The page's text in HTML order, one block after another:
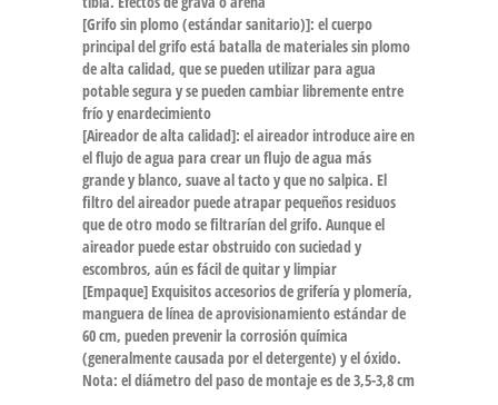
[Grifo sin plomo (estándar sanitario)]: el cuerpo
principal del grifo está batalla de materiales sin plomo
de alta calidad, que se pueden utilizar para agua
potable segura y se pueden cambiar libremente entre
frío y enardecimiento
[Aireador de alta calidad]: el aireador introduce aire en
el flujo de agua para crear un flujo de agua más
grande y blanco, suave al tacto y que no salpica. El
filtro del aireador puede atrapar pequeños residuos
que de otro modo se filtrarían del grifo. Aunque el
aireador puede estar obstruido con suciedad y
escombros, aún es fácil de quitar y limpiar
[Empaque] Exquisitos accesorios de grifería y plomería,
manguera de línea de aprovisionamiento estándar de
60 cm, pueden prevenir la corrosión química
(generalmente causada por el detergente) y el óxido.
Nota: el diámetro del paso de montaje es de 3,5-3,8 cm